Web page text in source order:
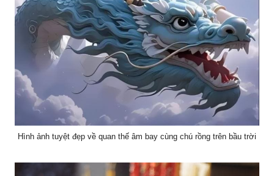
Hình ảnh tuyệt đẹp về quan thế âm bay cùng chú rồng trên bầu trời